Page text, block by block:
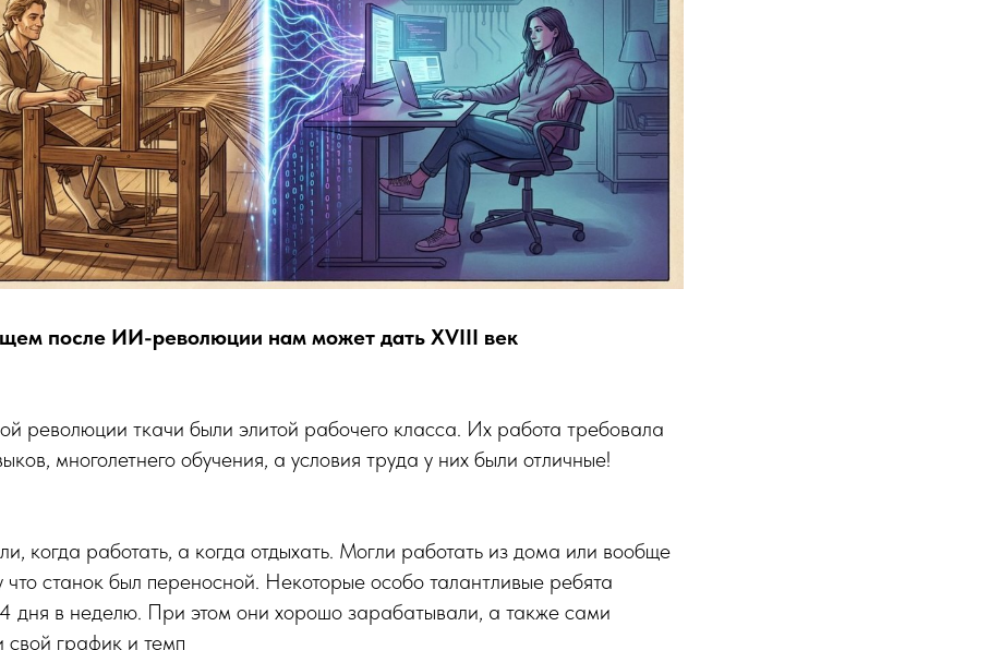
после ИИ-революции нам может дать XVIII век
революции ткачи были элитой рабочего класса. Их работа требовала
многолетнего обучения, а условия труда у них были отличные!
когда работать, а когда отдыхать. Могли работать из дома или вообще
что станок был переносной. Некоторые особо талантливые ребята
дня в неделю. При этом они хорошо зарабатывали, а также сами
свой график и темп